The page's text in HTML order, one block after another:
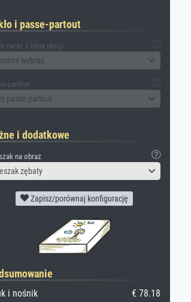
i passe-partout
(wraz z tylną płytą)
wybrać
partout
passe-partout
i dodatkowe
na obraz
zębaty
Zapisz/porównaj konfigurację
i nośnik
€ 78.18